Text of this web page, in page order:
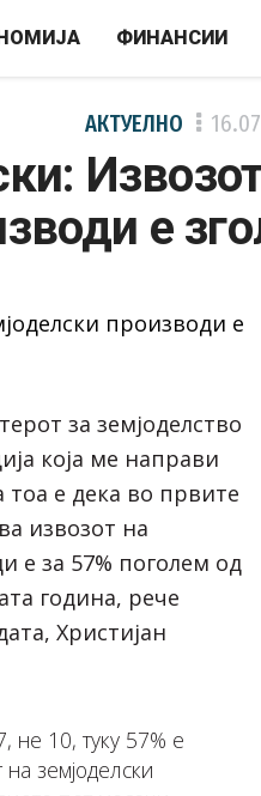
ФИНАНСИИ
АКТУЕЛНО
е
за земјоделство
која ме направи
тоа е дека во првите
извозот на
е за 57% поголем од
година, рече
Христијан
не 10, туку 57% е
земјоделски